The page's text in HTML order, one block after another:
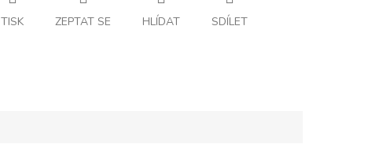
TISK ZEPTAT SE HLÍDAT SDÍLET